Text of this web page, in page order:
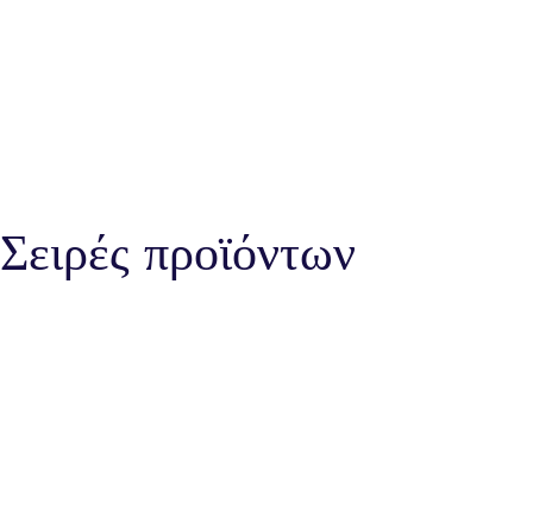
Σειρές προϊόντων